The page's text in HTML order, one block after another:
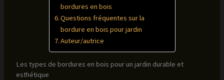
bordures en bois
Questions fréquentes sur la
bordure en bois pour jardin
Auteur/autrice
Les types de bordures en bois pour un jardin durable et
esthétique